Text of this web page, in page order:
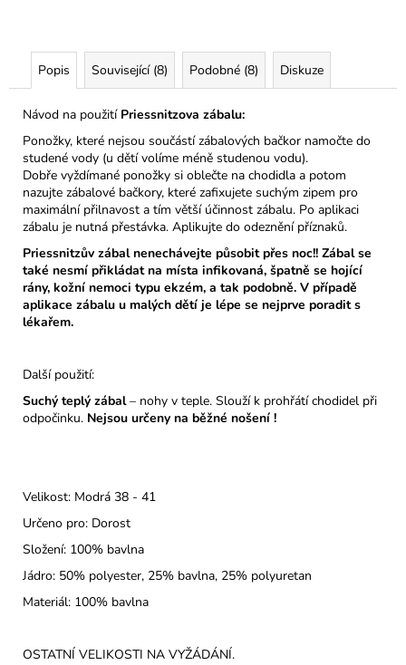
Popis Související (8) Podobné (8) Diskuze
Návod na použití Priessnitzova zábalu:
Ponožky, které nejsou součástí zábalových bačkor namočte do
studené vody (u dětí volíme méně studenou vodu).
Dobře vyždímané ponožky si oblečte na chodidla a potom
nazujte zábalové bačkory, které zafixujete suchým zipem pro
maximální přilnavost a tím větší účinnost zábalu. Po aplikaci
zábalu je nutná přestávka. Aplikujte do odeznění příznaků.
Priessnitzův zábal nenechávejte působit přes noc!! Zábal se
také nesmí přikládat na místa infikovaná, špatně se hojící
rány, kožní nemoci typu ekzém, a tak podobně. V případě
aplikace zábalu u malých dětí je lépe se nejprve poradit s
lékařem.
Další použití:
Suchý teplý zábal – nohy v teple. Slouží k prohřátí chodidel při
odpočinku. Nejsou určeny na běžné nošení !
Velikost: Modrá 38 - 41
Určeno pro: Dorost
Složení: 100% bavlna
Jádro: 50% polyester, 25% bavlna, 25% polyuretan
Materiál: 100% bavlna
OSTATNÍ VELIKOSTI NA VYŽÁDÁNÍ.